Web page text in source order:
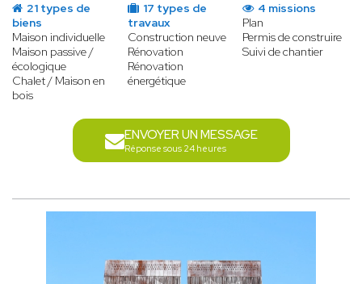
21 types de
biens
Maison individuelle
Maison passive /
écologique
Chalet / Maison en
bois
17 types de
travaux
Construction neuve
Rénovation
Rénovation
énergétique
4 missions
Plan
Permis de construire
Suivi de chantier
ENVOYER UN MESSAGE
Réponse sous 24 heures